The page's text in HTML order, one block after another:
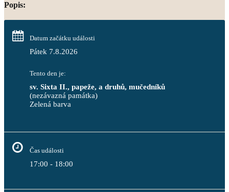
Popis:
Datum začátku události
Pátek 7.8.2026
Tento den je:
sv. Sixta II., papeže, a druhů, mučedníků
(nezávazná památka)
Zelená barva
Čas události
17:00 - 18:00